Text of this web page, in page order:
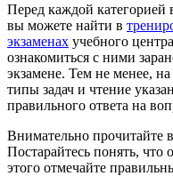
Перед каждой категорией
вы можете найти в
экзаменах учебного
ознакомиться с ними
экзамене. Тем не менее,
типы задач и чтение
правильного ответа на
Внимательно прочитайте
Постарайтесь понять, что
этого отмечайте